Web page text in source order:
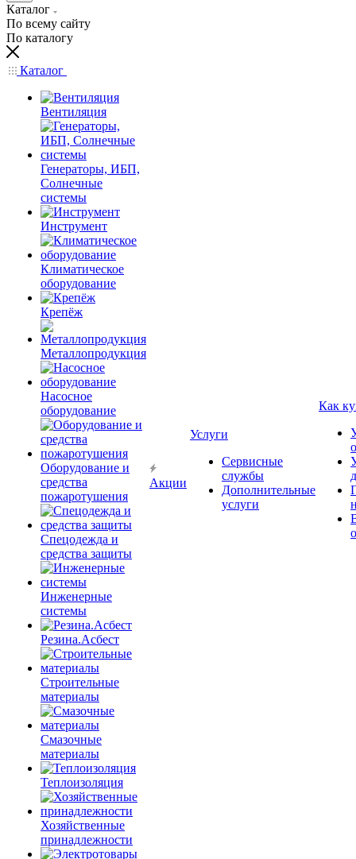
Каталог
По всему сайту
По каталогу
Каталог
Вентиляция
Генераторы, ИБП,
Солнечные
системы
Инструмент
Климатическое
оборудование
Крепёж
Металлопродукция
Насосное
оборудование
Оборудование и
средства
пожаротушения
Спецодежда и
средства защиты
Инженерные
системы
Резина.Асбест
Строительные
материалы
Смазочные
материалы
Теплоизоляция
Хозяйственные
принадлежности
Акции
Услуги
Сервисные
службы
Дополнительные
услуги
Как